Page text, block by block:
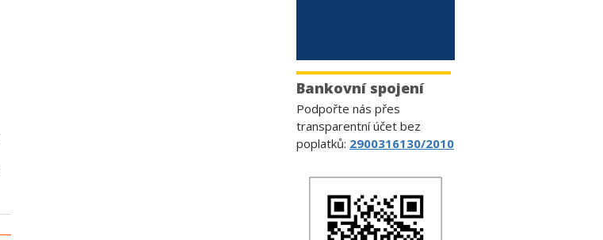
Bankovní spojení
Podpořte nás přes
transparentní účet bez
poplatků: 2900316130/2010